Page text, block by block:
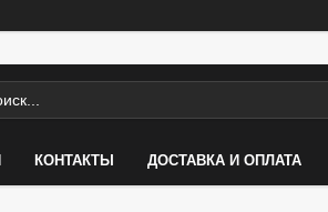
КОНТАКТЫ ДОСТАВКА И ОПЛАТА